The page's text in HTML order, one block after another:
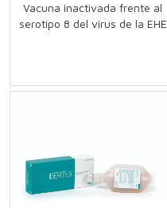
Vacuna inactivada frente al
serotipo 8 del virus de la EHE